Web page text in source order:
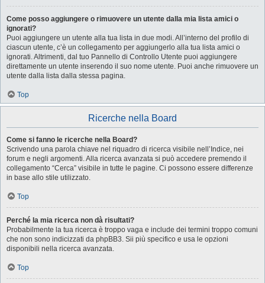
Come posso aggiungere o rimuovere un utente dalla mia lista amici o
ignorati?
Puoi aggiungere un utente alla tua lista in due modi. All’interno del profilo di
ciascun utente, c’è un collegamento per aggiungerlo alla tua lista amici o
ignorati. Altrimenti, dal tuo Pannello di Controllo Utente puoi aggiungere
direttamente un utente inserendo il suo nome utente. Puoi anche rimuovere un
utente dalla lista dalla stessa pagina.
Top
Ricerche nella Board
Come si fanno le ricerche nella Board?
Scrivendo una parola chiave nel riquadro di ricerca visibile nell’Indice, nei
forum e negli argomenti. Alla ricerca avanzata si può accedere premendo il
collegamento “Cerca” visibile in tutte le pagine. Ci possono essere differenze
in base allo stile utilizzato.
Top
Perché la mia ricerca non dà risultati?
Probabilmente la tua ricerca è troppo vaga e include dei termini troppo comuni
che non sono indicizzati da phpBB3. Sii più specifico e usa le opzioni
disponibili nella ricerca avanzata.
Top